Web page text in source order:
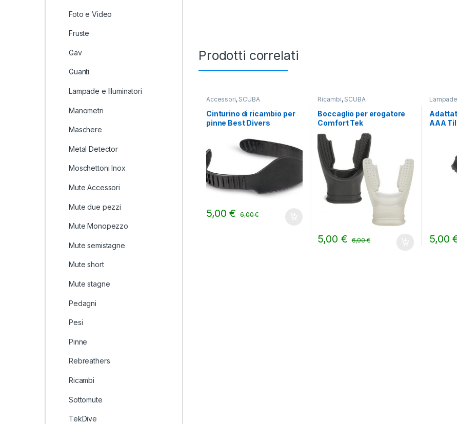
Prodotti correlati
Accessori, SCUBA
Cinturino di ricambio per
pinne Best Divers
5,00€ 6,00€
Ricambi, SCUBA
Boccaglio per erogatore
Comfort Tek
5,00 € 6,00€
AAA
5,00
Foto e Video
Fruste
Gav
Guanti
Lampade e Illuminatori
Manometri
Maschere
Metal Detector
Moschettoni Inox
Mute Accessori
Mute due pezzi
Mute Monopezzo
Mute semistagne
Mute short
Mute stagne
Pedagni
Pesi
Pinne
Rebreathers
Ricambi
Sottomute
TekDive